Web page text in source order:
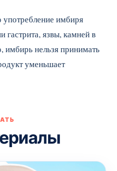
имбиря
гастрита, язвы, камней в
нельзя принимать
уменьшает